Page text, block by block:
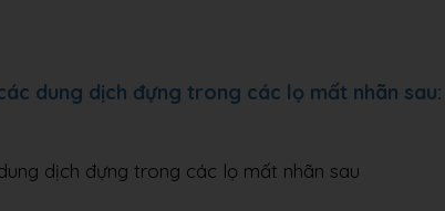
dung dịch đựng trong các lọ mất nhãn sau:
dịch đựng trong các lọ mất nhãn sau